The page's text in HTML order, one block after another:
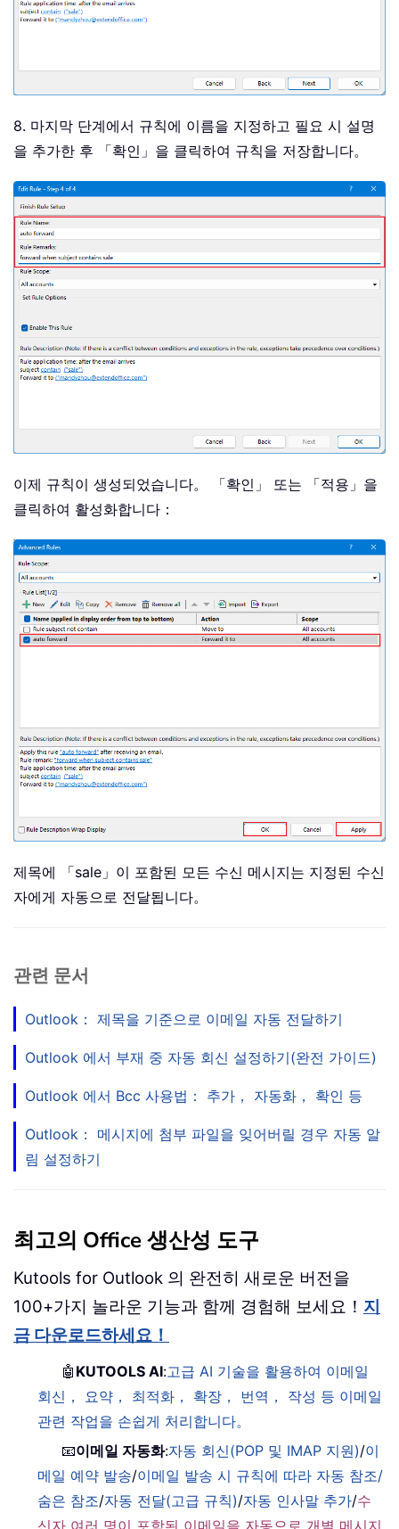
8. 마지막 단계에서 규칙에 이름을 지정하고 필요 시 설명
을 추가한 후 「확인」을 클릭하여 규칙을 저장합니다。
이제 규칙이 생성되었습니다。 「확인」 또는 「적용」을
클릭하여 활성화합니다：
제목에 「sale」이 포함된 모든 수신 메시지는 지정된 수신
자에게 자동으로 전달됩니다。
관련 문서
Outlook： 제목을 기준으로 이메일 자동 전달하기
Outlook 에서 부재 중 자동 회신 설정하기(완전 가이드)
Outlook 에서 Bcc 사용법： 추가， 자동화， 확인 등
Outlook： 메시지에 첨부 파일을 잊어버릴 경우 자동 알
림 설정하기
최고의 Office 생산성 도구
Kutools for Outlook 의 완전히 새로운 버전을
100+가지 놀라운 기능과 함께 경험해 보세요！ 지
금 다운로드하세요！
🤖 KUTOOLS AI:고급 AI 기술을 활용하여 이메일
회신， 요약， 최적화， 확장， 번역， 작성 등 이메일
관련 작업을 손쉽게 처리합니다。
📧이메일 자동화:자동 회신(POP 및 IMAP 지원)/이
메일 예약 발송/이메일 발송 시 규칙에 따라 자동 참조/
숨은 참조/자동 전달(고급 규칙)/자동 인사말 추가/수
신자 여러 명이 포함된 이메일을 자동으로 개별 메시지